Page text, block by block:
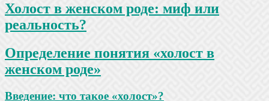
Холост в женском роде: миф или
реальность?
Определение понятия «холост в
женском роде»
Введение: что такое «холост»?